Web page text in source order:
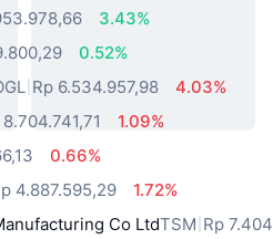
3.43%
0.52%
Rp 6.534.957,98
4.03%
8.704.741,71
1.09%
0.66%
4.887.595,29
1.72%
Co LtdTSM Rp